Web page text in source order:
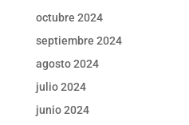
octubre 2024
septiembre 2024
agosto 2024
julio 2024
junio 2024